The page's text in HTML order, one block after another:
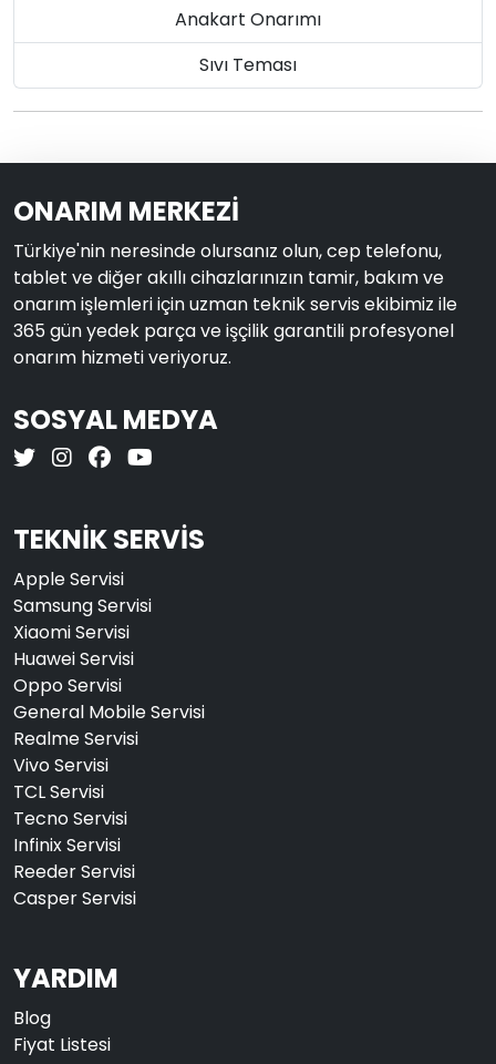
Anakart Onarımı
Sıvı Teması
ONARIM MERKEZİ
Türkiye'nin neresinde olursanız olun, cep telefonu,
tablet ve diğer akıllı cihazlarınızın tamir, bakım ve
onarım işlemleri için uzman teknik servis ekibimiz ile
365 gün yedek parça ve işçilik garantili profesyonel
onarım hizmeti veriyoruz.
SOSYAL MEDYA
TEKNİK SERVİS
Apple Servisi
Samsung Servisi
Xiaomi Servisi
Huawei Servisi
Oppo Servisi
General Mobile Servisi
Realme Servisi
Vivo Servisi
TCL Servisi
Tecno Servisi
Infinix Servisi
Reeder Servisi
Casper Servisi
YARDIM
Blog
Fiyat Listesi